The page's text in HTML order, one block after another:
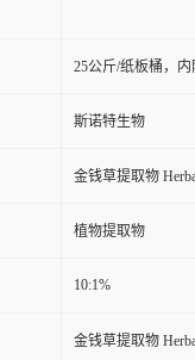
25公斤/纸板桶，
斯诺特生物
金钱草提取物
植物提取物
10:1%
金钱草提取物